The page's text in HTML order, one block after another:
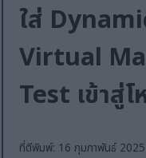
ใส่
Virtual
Test เข้าสู่
ที่ตีพิมพ์: 16 กุมภาพันธ์ 2025